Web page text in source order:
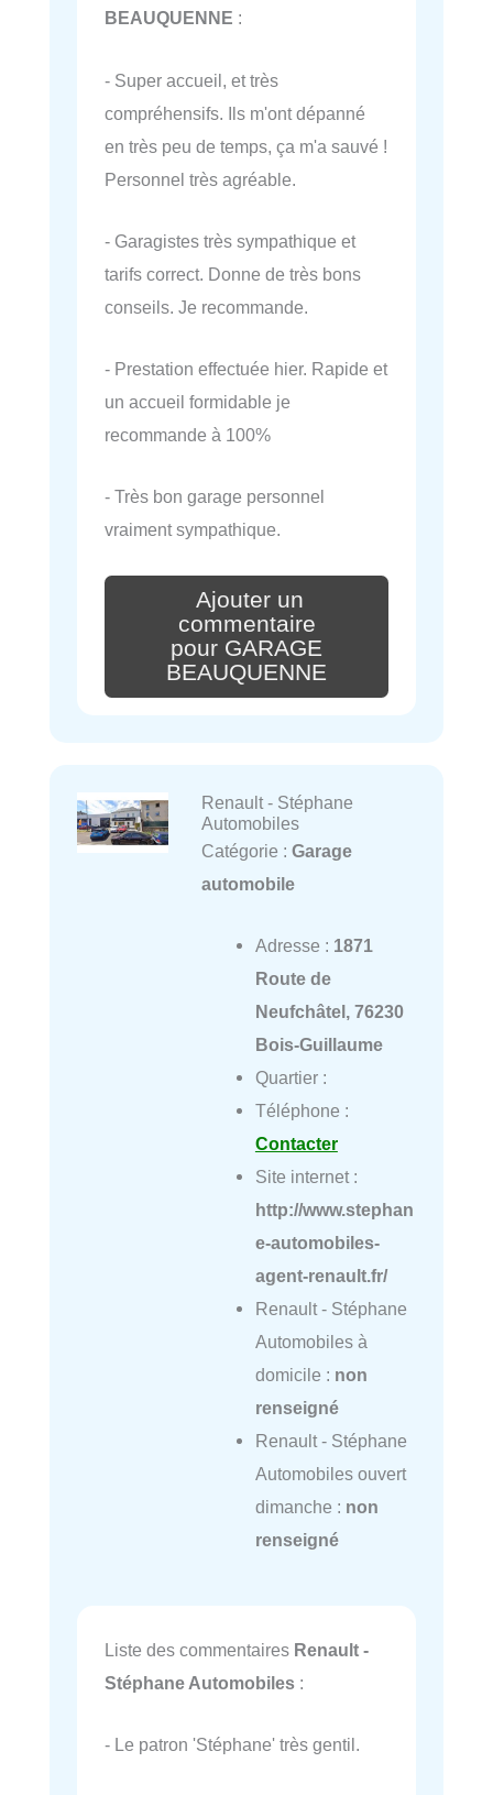
BEAUQUENNE :
- Super accueil, et très
compréhensifs. Ils m'ont dépanné
en très peu de temps, ça m'a sauvé !
Personnel très agréable.
- Garagistes très sympathique et
tarifs correct. Donne de très bons
conseils. Je recommande.
- Prestation effectuée hier. Rapide et
un accueil formidable je
recommande à 100%
- Très bon garage personnel
vraiment sympathique.
Ajouter un
commentaire
pour GARAGE
BEAUQUENNE
Renault - Stéphane
Automobiles
Catégorie : Garage
automobile
Adresse : 1871
Route de
Neufchâtel, 76230
Bois-Guillaume
Quartier :
Téléphone :
Contacter
Site internet :
http://www.stephan
e-automobiles-
agent-renault.fr/
Renault - Stéphane
Automobiles à
domicile : non
renseigné
Renault - Stéphane
Automobiles ouvert
dimanche : non
renseigné
Liste des commentaires Renault -
Stéphane Automobiles :
- Le patron 'Stéphane' très gentil.